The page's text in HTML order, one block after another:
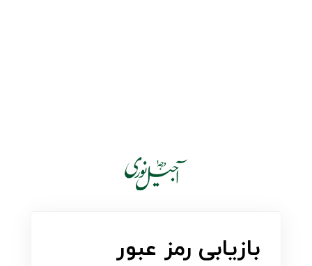
بازیابی رمز عبور